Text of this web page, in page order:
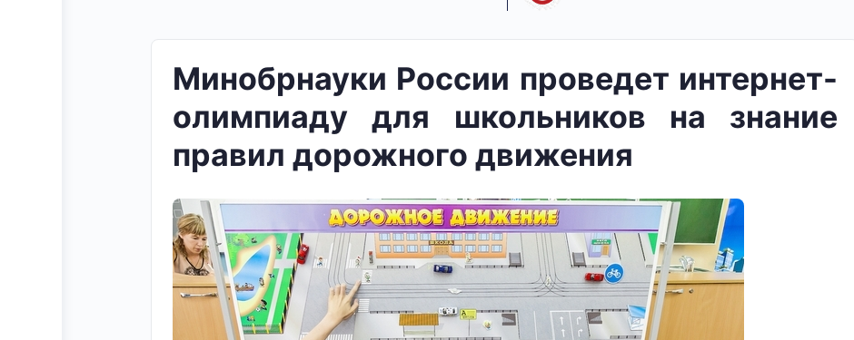
Минобрнауки России проведет интернет-
олимпиаду для школьников на знание
правил дорожного движения